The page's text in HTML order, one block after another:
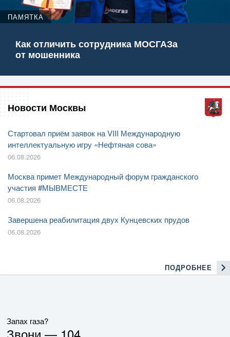
ПАМЯТКА
Как отличить сотрудника МОСГАЗа
от мошенника
Новости Москвы
Стартовал приём заявок на VIII Международную
интеллектуальную игру «Нефтяная сова»
06.08.2026
Москва примет Международный форум гражданского
участия #МЫВМЕСТЕ
06.08.2026
Завершена реабилитация двух Кунцевских прудов
06.08.2026
ПОДРОБНЕЕ
Запах газа?